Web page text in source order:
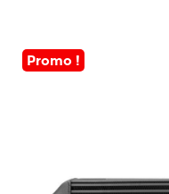
Promo !